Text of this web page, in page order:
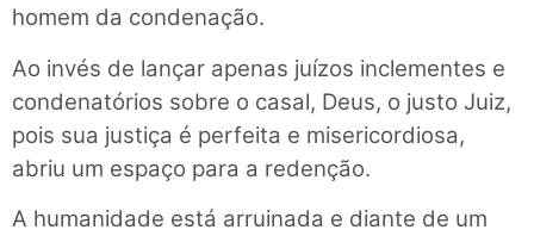
homem da condenação.
Ao invés de lançar apenas juízos inclementes e
condenatórios sobre o casal, Deus, o justo Juiz,
pois sua justiça é perfeita e misericordiosa,
abriu um espaço para a redenção.
A humanidade está arruinada e diante de um